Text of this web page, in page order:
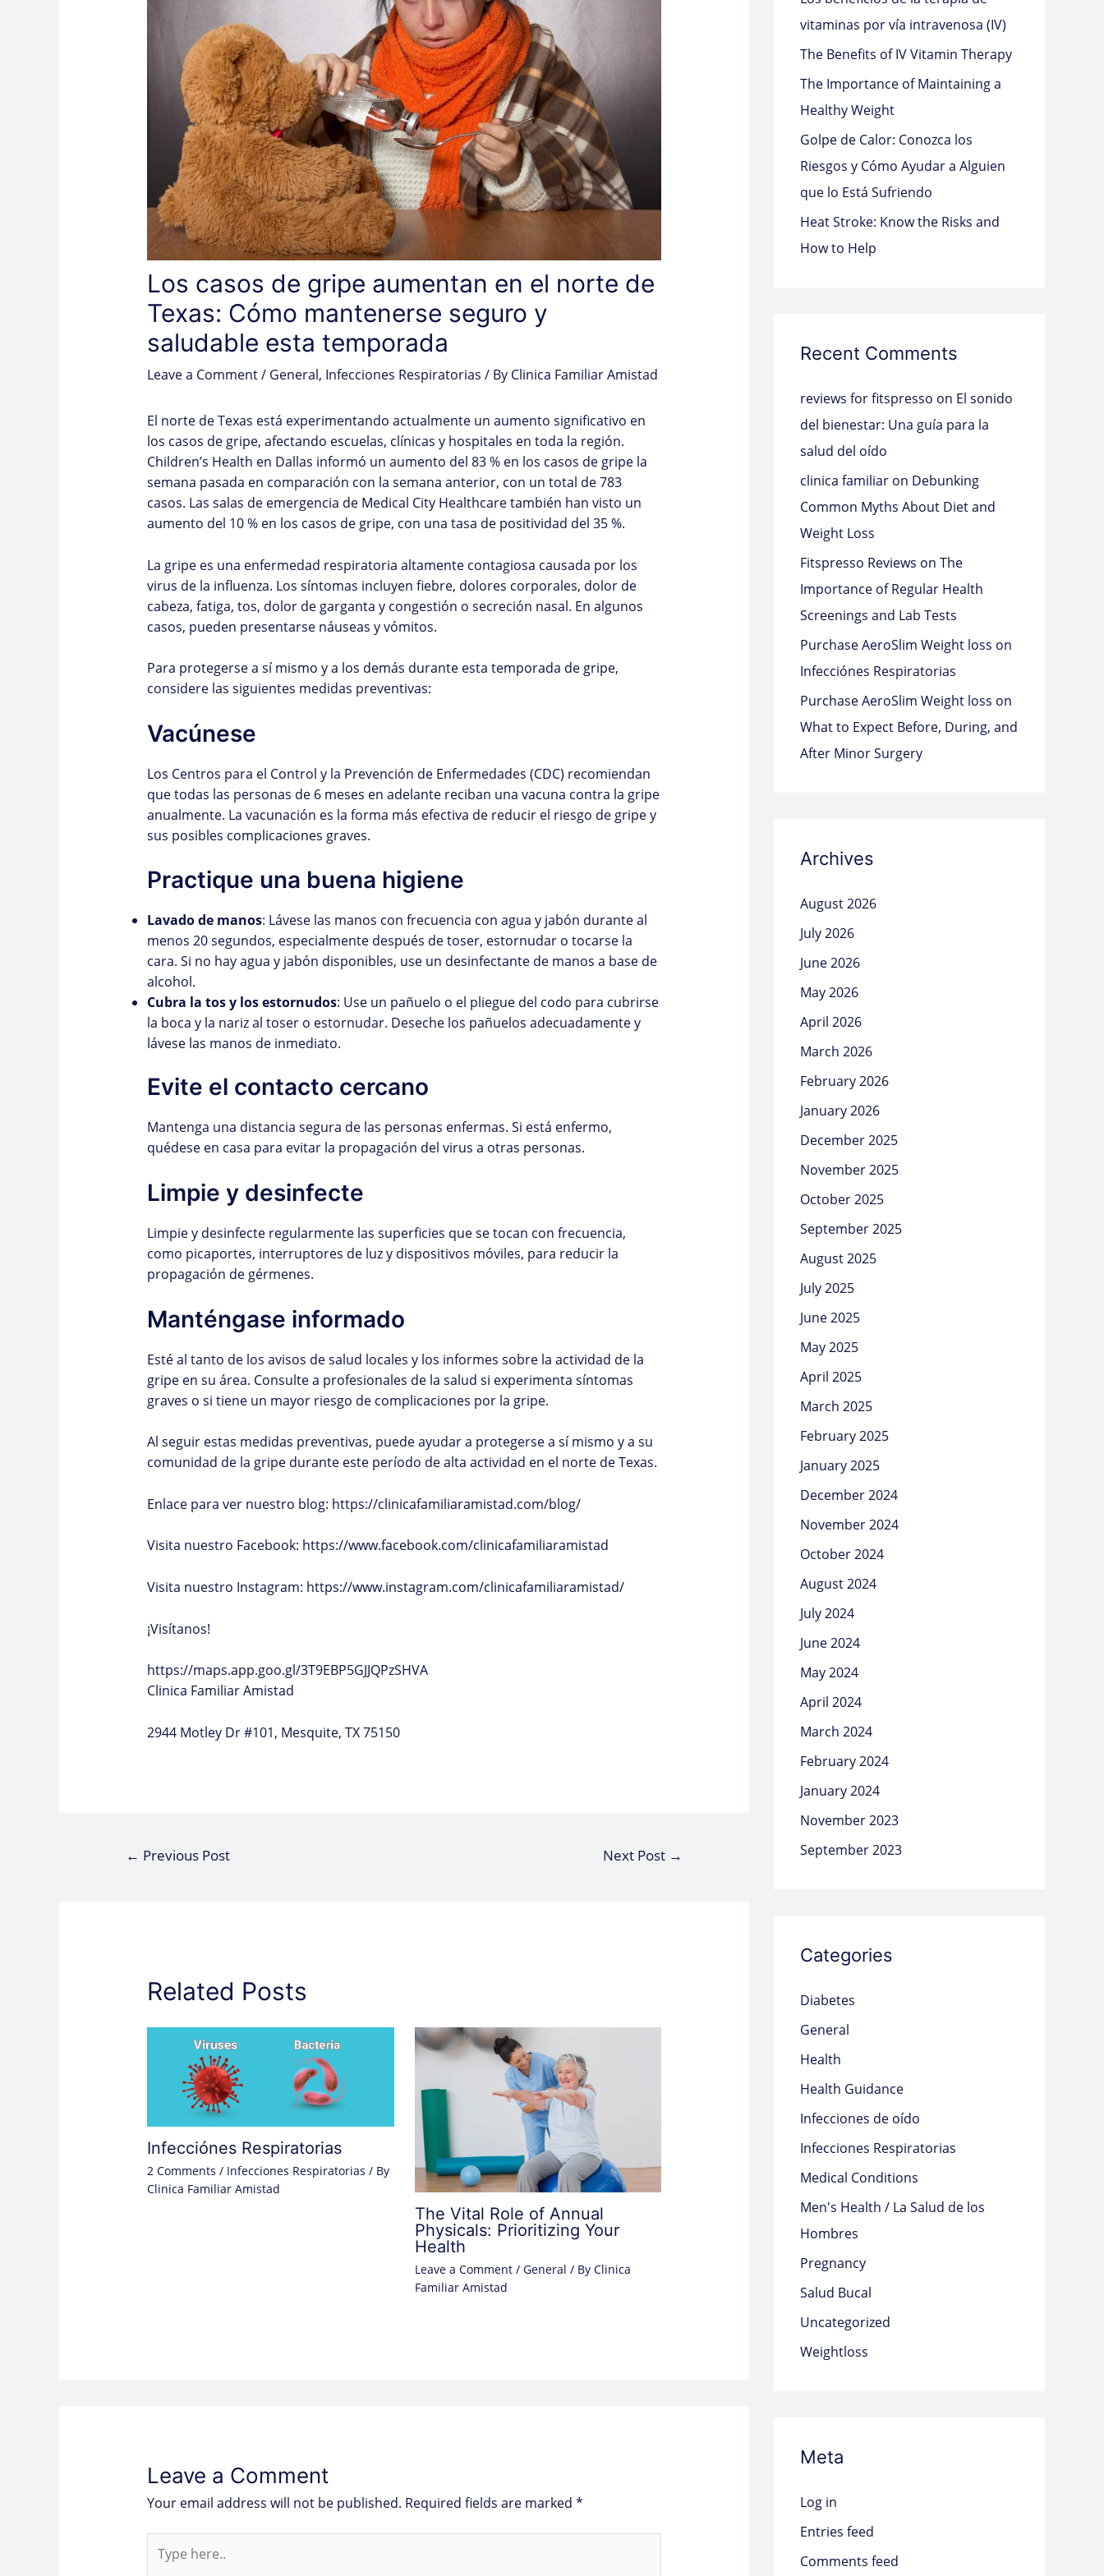
Los casos de gripe aumentan en el norte de
Texas: Cómo mantenerse seguro y
saludable esta temporada
Leave a Comment/ General, Infecciones Respiratorias / By Clinica Familiar Amistad
El norte de Texas está experimentando actualmente un aumento significativo en
los casos de gripe, afectando escuelas, clínicas y hospitales en toda la región.
Children’s Health en Dallas informó un aumento del 83 % en los casos de gripe la
semana pasada en comparación con la semana anterior, con un total de 783
casos. Las salas de emergencia de Medical City Healthcare también han visto un
aumento del 10 % en los casos de gripe, con una tasa de positividad del 35 %.
La gripe es una enfermedad respiratoria altamente contagiosa causada por los
virus de la influenza. Los síntomas incluyen fiebre, dolores corporales, dolor de
cabeza, fatiga, tos, dolor de garganta y congestión o secreción nasal. En algunos
casos, pueden presentarse náuseas y vómitos.
Para protegerse a sí mismo y a los demás durante esta temporada de gripe,
considere las siguientes medidas preventivas:
Vacúnese
Los Centros para el Control y la Prevención de Enfermedades (CDC) recomiendan
que todas las personas de 6 meses en adelante reciban una vacuna contra la gripe
anualmente. La vacunación es la forma más efectiva de reducir el riesgo de gripe y
sus posibles complicaciones graves.
Practique una buena higiene
Lavado de manos: Lávese las manos con frecuencia con agua y jabón durante al
menos 20 segundos, especialmente después de toser, estornudar o tocarse la
cara. Si no hay agua y jabón disponibles, use un desinfectante de manos a base de
alcohol.
Cubra la tos y los estornudos: Use un pañuelo o el pliegue del codo para cubrirse
la boca y la nariz al toser o estornudar. Deseche los pañuelos adecuadamente y
lávese las manos de inmediato.
Evite el contacto cercano
Mantenga una distancia segura de las personas enfermas. Si está enfermo,
quédese en casa para evitar la propagación del virus a otras personas.
Limpie y desinfecte
Limpie y desinfecte regularmente las superficies que se tocan con frecuencia,
como picaportes, interruptores de luz y dispositivos móviles, para reducir la
propagación de gérmenes.
Manténgase informado
Esté al tanto de los avisos de salud locales y los informes sobre la actividad de la
gripe en su área. Consulte a profesionales de la salud si experimenta síntomas
graves o si tiene un mayor riesgo de complicaciones por la gripe.
Al seguir estas medidas preventivas, puede ayudar a protegerse a sí mismo y a su
comunidad de la gripe durante este período de alta actividad en el norte de Texas.
Enlace para ver nuestro blog: https://clinicafamiliaramistad.com/blog/
Visita nuestro Facebook: https://www.facebook.com/clinicafamiliaramistad
Visita nuestro Instagram: https://www.instagram.com/clinicafamiliaramistad/
¡Visítanos!
https://maps.app.goo.gl/3T9EBP5GJJQPzSHVA
Clinica Familiar Amistad
2944 Motley Dr #101, Mesquite, TX 75150
← Previous Post Next Post →
Related Posts
Infecciónes Respiratorias
2 Comments / Infecciones Respiratorias / By
Clinica Familiar Amistad
The Vital Role of Annual
Physicals: Prioritizing Your
Health
Leave a Comment / General / By Clinica
Familiar Amistad
Leave a Comment
Your email address will not be published. Required fields are marked *
here..
o
r
:
vitaminas por vía intravenosa (IV)
The Benefits of IV Vitamin Therapy
The Importance of Maintaining a
Healthy Weight
Golpe de Calor: Conozca los
Riesgos y Cómo Ayudar a Alguien
que lo Está Sufriendo
Heat Stroke: Know the Risks and
How to Help
Recent Comments
reviews for fitspresso on El sonido
del bienestar: Una guía para la
salud del oído
clinica familiar on Debunking
Common Myths About Diet and
Weight Loss
Fitspresso Reviews on The
Importance of Regular Health
Screenings and Lab Tests
Purchase AeroSlim Weight loss on
Infecciónes Respiratorias
Purchase AeroSlim Weight loss on
What to Expect Before, During, and
After Minor Surgery
Archives
August 2026
July 2026
June 2026
May 2026
April 2026
March 2026
February 2026
January 2026
December 2025
November 2025
October 2025
September 2025
August 2025
July 2025
June 2025
May 2025
April 2025
March 2025
February 2025
January 2025
December 2024
November 2024
October 2024
August 2024
July 2024
June 2024
May 2024
April 2024
March 2024
February 2024
January 2024
November 2023
September 2023
Categories
Diabetes
General
Health
Health Guidance
Infecciones de oído
Infecciones Respiratorias
Medical Conditions
Men's Health / La Salud de los
Hombres
Pregnancy
Salud Bucal
Uncategorized
Weightloss
Meta
Log in
Entries feed
Comments feed